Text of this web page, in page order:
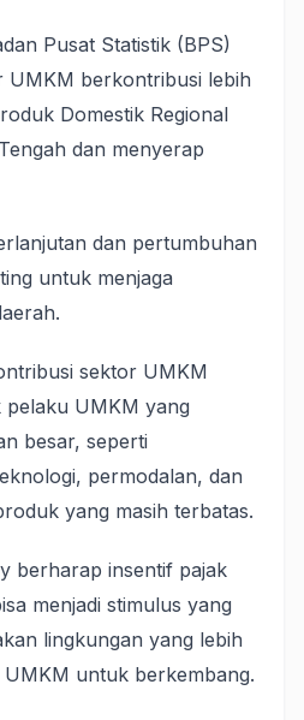
Pusat Statistik (BPS)
UMKM berkontribusi lebih
Domestik Regional
dan menyerap
dan pertumbuhan
untuk menjaga
sektor UMKM
pelaku UMKM yang
besar, seperti
permodalan, dan
yang masih terbatas.
berharap insentif pajak
menjadi stimulus yang
lingkungan yang lebih
untuk berkembang.